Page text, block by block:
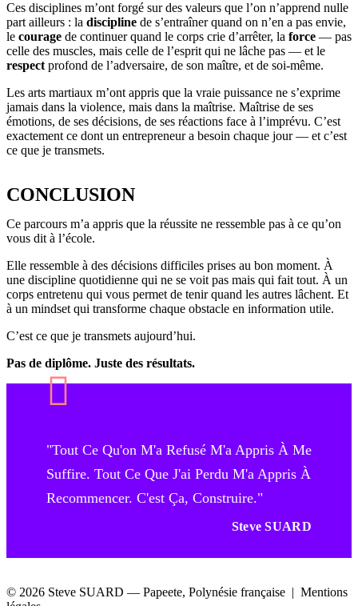
Ces disciplines m’ont forgé sur des valeurs que l’on n’apprend nulle
part ailleurs : la discipline de s’entraîner quand on n’en a pas envie,
le courage de continuer quand le corps crie d’arrêter, la force — pas
celle des muscles, mais celle de l’esprit qui ne lâche pas — et le
respect profond de l’adversaire, de son maître, et de soi-même.
Les arts martiaux m’ont appris que la vraie puissance ne s’exprime
jamais dans la violence, mais dans la maîtrise. Maîtrise de ses
émotions, de ses décisions, de ses réactions face à l’imprévu. C’est
exactement ce dont un entrepreneur a besoin chaque jour — et c’est
ce que je transmets.
CONCLUSION
Ce parcours m’a appris que la réussite ne ressemble pas à ce qu’on
vous dit à l’école.
Elle ressemble à des décisions difficiles prises au bon moment. À
une discipline quotidienne qui ne se voit pas mais qui fait tout. À un
corps entretenu qui vous permet de tenir quand les autres lâchent. Et
à un mindset qui transforme chaque obstacle en information utile.
C’est ce que je transmets aujourd’hui.
Pas de diplôme. Juste des résultats.
"Tout Ce Qu'on M'a Refusé M'a Appris À Me
Suffire. Tout Ce Que J'ai Perdu M'a Appris À
Recommencer. C'est Ça, Construire."
Steve SUARD
© 2026 Steve SUARD — Papeete, Polynésie française | Mentions